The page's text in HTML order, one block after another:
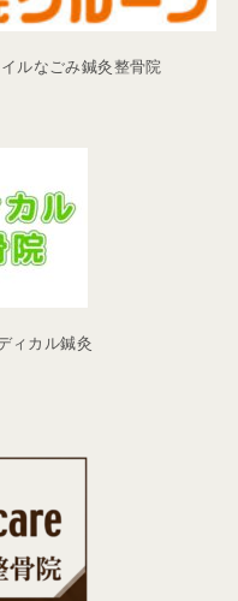
ルなごみ鍼灸整骨院
ィカル鍼灸